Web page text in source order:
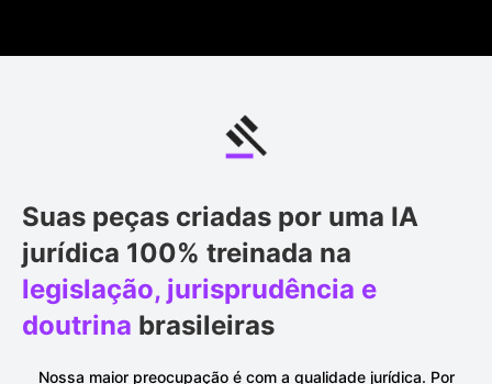
Suas peças criadas por uma IA
jurídica 100% treinada na
legislação, jurisprudência e
doutrina brasileiras
Nossa maior preocupação é com a qualidade jurídica. Por